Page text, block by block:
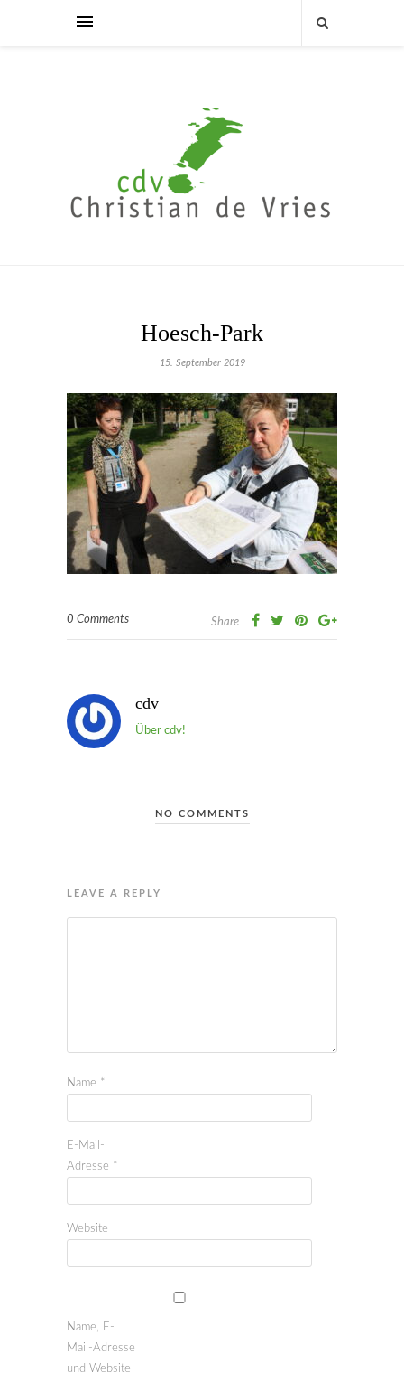
Hoesch-Park
15. September 2019
0 Comments Share
cdv
Über cdv!
NO COMMENTS
LEAVE A REPLY
Name *
E-Mail-
Adresse *
Website
Name, E-
Mail-Adresse
und Website